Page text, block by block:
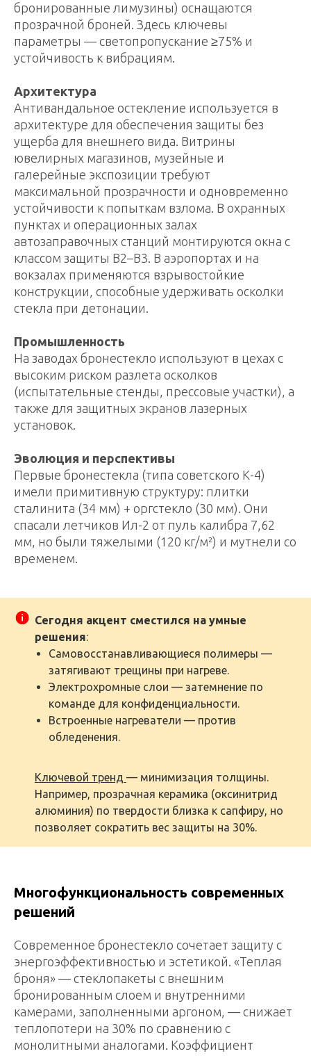
бронированные лимузины) оснащаются
прозрачной броней. Здесь ключевы
параметры — светопропускание ≥75% и
устойчивость к вибрациям.
Архитектура
Антивандальное остекление используется в
архитектуре для обеспечения защиты без
ущерба для внешнего вида. Витрины
ювелирных магазинов, музейные и
галерейные экспозиции требуют
максимальной прозрачности и одновременно
устойчивости к попыткам взлома. В охранных
пунктах и операционных залах
автозаправочных станций монтируются окна с
классом защиты В2–В3. В аэропортах и на
вокзалах применяются взрывостойкие
конструкции, способные удерживать осколки
стекла при детонации.
Промышленность
На заводах бронестекло используют в цехах с
высоким риском разлета осколков
(испытательные стенды, прессовые участки), а
также для защитных экранов лазерных
установок.
Эволюция и перспективы
Первые бронестекла (типа советского К-4)
имели примитивную структуру: плитки
сталинита (34 мм) + оргстекло (30 мм). Они
спасали летчиков Ил-2 от пуль калибра 7,62
мм, но были тяжелыми (120 кг/м²) и мутнели со
временем.
Сегодня акцент сместился на умные
решения:
Самовосстанавливающиеся полимеры —
затягивают трещины при нагреве.
Электрохромные слои — затемнение по
команде для конфиденциальности.
Встроенные нагреватели — против
обледенения.
Ключевой тренд — минимизация толщины.
Например, прозрачная керамика (оксинитрид
алюминия) по твердости близка к сапфиру, но
позволяет сократить вес защиты на 30%.
Многофункциональность современных
решений
Современное бронестекло сочетает защиту с
энергоэффективностью и эстетикой. «Теплая
броня» — стеклопакеты с внешним
бронированным слоем и внутренними
камерами, заполненными аргоном, — снижает
теплопотери на 30% по сравнению с
монолитными аналогами. Коэффициент